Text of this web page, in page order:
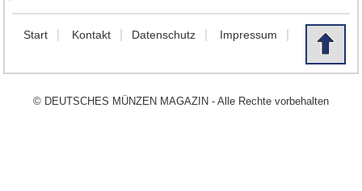
Start Kontakt Datenschutz Impressum
© DEUTSCHES MÜNZEN MAGAZIN - Alle Rechte vorbehalten